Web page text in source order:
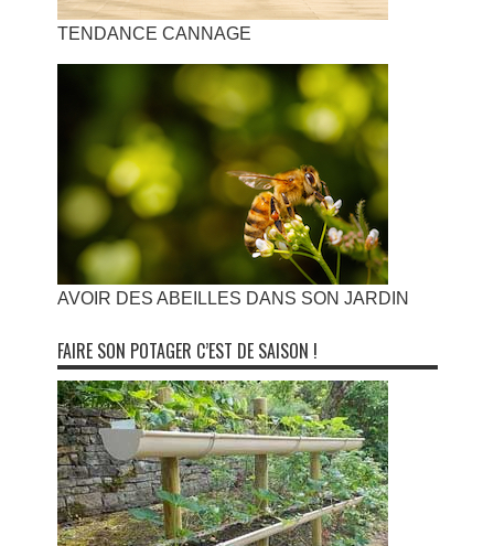
TENDANCE CANNAGE
AVOIR DES ABEILLES DANS SON JARDIN
FAIRE SON POTAGER C’EST DE SAISON !